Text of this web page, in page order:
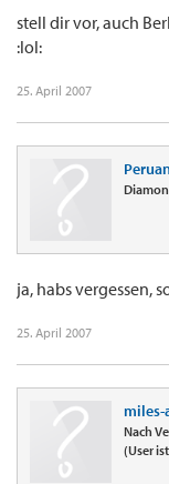
stell dir vor, auch
:lol:
25. April 2007
ja, habs vergessen,
25. April 2007
miles-
Nach
(User